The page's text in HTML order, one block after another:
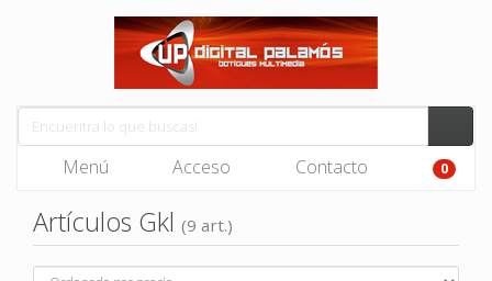
Menú Acceso Contacto 0
Artículos Gkl (9 art.)